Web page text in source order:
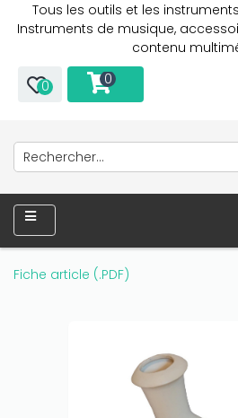
Tous les outils et les
Instruments de musique,
contenu
0 0
Fiche article (.PDF)